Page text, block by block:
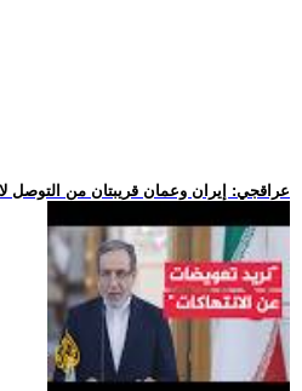
.. عراقجي: إيران وعمان قريبتان من